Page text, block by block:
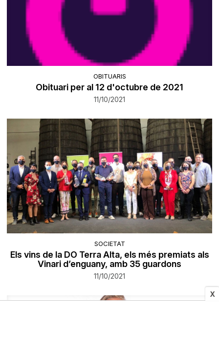
X
OBITUARIS
Obituari per al 12 d'octubre de 2021
11/10/2021
SOCIETAT
Els vins de la DO Terra Alta, els més premiats als
Vinari d’enguany, amb 35 guardons
11/10/2021